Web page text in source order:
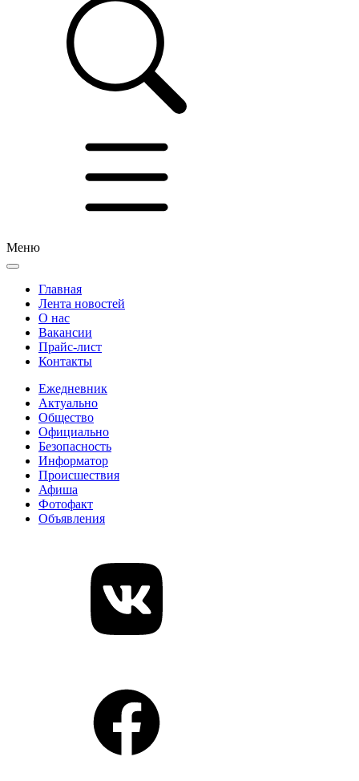
Меню
Главная
Лента новостей
О нас
Вакансии
Прайс-лист
Контакты
Ежедневник
Актуально
Общество
Официально
Безопасность
Информатор
Происшествия
Афиша
Фотофакт
Объявления